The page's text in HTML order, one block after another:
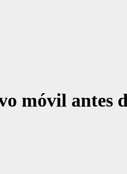
móvil antes